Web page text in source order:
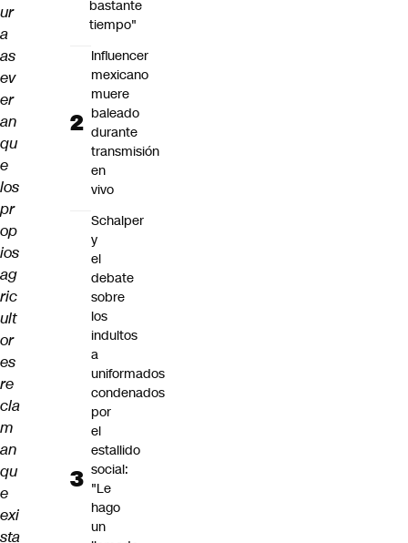
ur
a
as
ev
er
an
qu
e
los
pr
op
ios
ag
ric
ult
or
es
re
cla
m
an
qu
e
exi
sta
bastante
tiempo"
Influencer
mexicano
muere
baleado
durante
transmisión
en
vivo
Schalper
y
el
debate
sobre
los
indultos
a
uniformados
condenados
por
el
estallido
social:
"Le
hago
un